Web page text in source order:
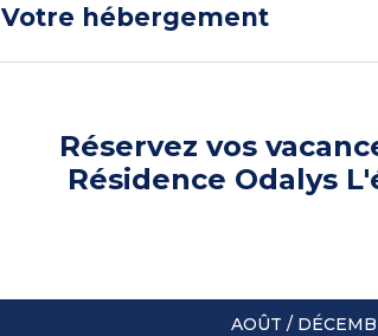
Votre hébergement
Réservez vos
Résidence Odalys
AOÛT /